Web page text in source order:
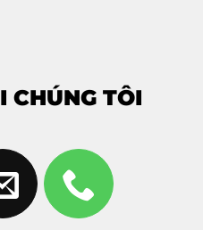
CHÚNG TÔI